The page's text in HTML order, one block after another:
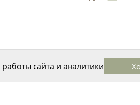
сайта и аналитики